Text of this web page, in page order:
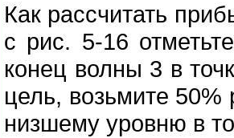
Как pассчитать
с pис. 5-16
конец волны 3 в
цель, возьмите 50%
низшему уpовню в